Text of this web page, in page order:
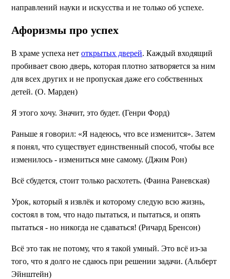
направлений науки и искусства и не только об успехе.
Афоризмы про успех
В храме успеха нет открытых дверей. Каждый входящий
пробивает свою дверь, которая плотно затворяется за ним
для всех других и не пропуская даже его собственных
детей. (О. Марден)
Я этого хочу. Значит, это будет. (Генри Форд)
Раньше я говорил: «Я надеюсь, что все изменится». Затем
я понял, что существует единственный способ, чтобы все
изменилось - измениться мне самому. (Джим Рон)
Всё сбудется, стоит только расхотеть. (Фаина Раневская)
Урок, который я извлёк и которому следую всю жизнь,
состоял в том, что надо пытаться, и пытаться, и опять
пытаться - но никогда не сдаваться! (Ричард Бренсон)
Всё это так не потому, что я такой умный. Это всё из-за
того, что я долго не сдаюсь при решении задачи. (Альберт
Эйнштейн)